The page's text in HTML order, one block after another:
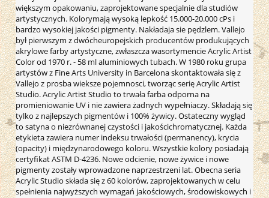
większym opakowaniu, zaprojektowane specjalnie dla studiów
artystycznych. Kolorymają wysoką lepkość 15.000-20.000 cPs i
bardzo wysokiej jakości pigmenty. Nakładaja sie pędzlem. Vallejo
był pierwszym z dwócheuropejskich producentów produkujących
akrylowe farby artystyczne, zwłaszcza wasortymencie Acrylic Artist
Color od 1970 r. - 58 ml aluminiowych tubach. W 1980 roku grupa
artystów z Fine Arts University in Barcelona skontaktowała się z
Vallejo z prosba wieksze pojemnosci, tworząc serię Acrylic Artist
Studio. Acrylic Artist Studio to trwała farba odporna na
promieniowanie UV i nie zawiera żadnych wypełniaczy. Składają się
tylko z najlepszych pigmentów i 100% żywicy. Ostateczny wygląd
to satyna o niezrównanej czystości i jakościchromatycznej. Każda
etykieta zawiera numer indeksu trwałości (permanency), krycia
(opacity) i międzynarodowego koloru. Wszystkie kolory posiadają
certyfikat ASTM D-4236. Nowe odcienie, nowe żywice i nowe
pigmenty zostały wprowadzone naprzestrzeni lat. Obecna seria
Acrylic Studio składa się z 60 kolorów, zaprojektowanych w celu
spełnienia najwyższych wymagań jakościowych, środowiskowych i